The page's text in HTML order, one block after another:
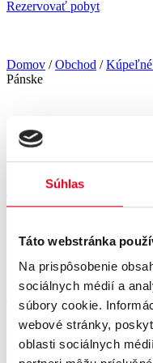
Súhlas
Táto webstránka
Na prispôsobenie
sociálnych médií a
súbory cookie.
webové stránky,
oblasti sociálnych
Rezervovať pobyt
Domov /Obchod /
Pánske
Tričko P. O.
24.90€
Výrobky sú100 %
potlačené na Sliači.
Touto spoluprácou
regiónu, jeho potenciál a
Tričko navrhnuté ako